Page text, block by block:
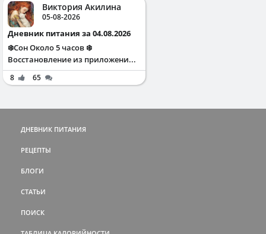
Виктория Акилина
05-08-2026
Дневник питания за 04.08.2026
❄️Сон Около 5 часов ❄️
Восстановление из приложени...
8 65
ДНЕВНИК ПИТАНИЯ
РЕЦЕПТЫ
БЛОГИ
СТАТЬИ
ПОИСК